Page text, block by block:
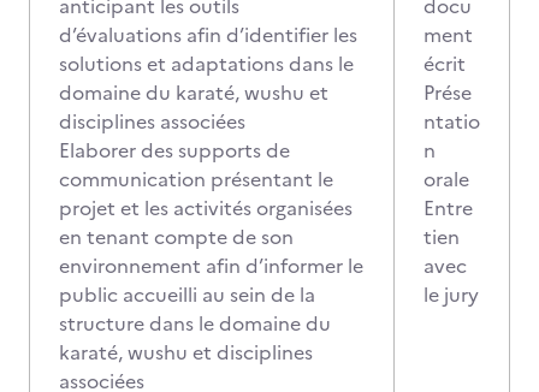
anticipant les outils
d’évaluations afin d’identifier les
solutions et adaptations dans le
domaine du karaté, wushu et
disciplines associées
Elaborer des supports de
communication présentant le
projet et les activités organisées
en tenant compte de son
environnement afin d’informer le
public accueilli au sein de la
structure dans le domaine du
karaté, wushu et disciplines
associées
docu
ment
écrit
Prése
ntatio
n
orale
Entre
tien
avec
le jury